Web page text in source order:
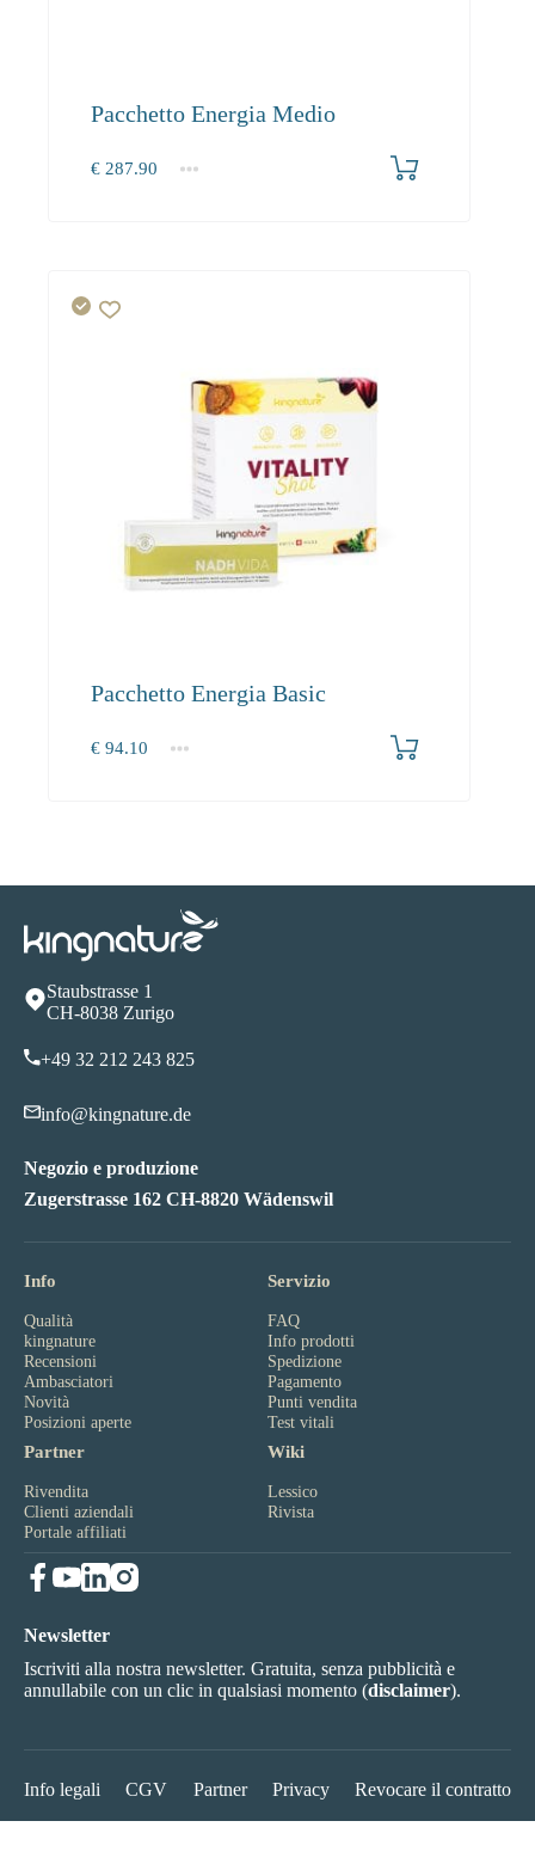
Pacchetto Energia Medio
€ 287.90
1+
Pacchetto Energia Basic
€ 94.10
1+
Staubstrasse 1
CH-8038 Zurigo
+49 32 212 243 825
info@kingnature.de
Negozio e produzione
Zugerstrasse 162 CH-8820 Wädenswil
Info
Qualità
kingnature
Recensioni
Ambasciatori
Novità
Posizioni aperte
Servizio
FAQ
Info prodotti
Spedizione
Pagamento
Punti vendita
Test vitali
Partner
Rivendita
Clienti aziendali
Portale affiliati
Wiki
Lessico
Rivista
Newsletter
Iscriviti alla nostra newsletter. Gratuita, senza pubblicità e
annullabile con un clic in qualsiasi momento (disclaimer).
Info legali CGV Partner Privacy Revocare il contratto